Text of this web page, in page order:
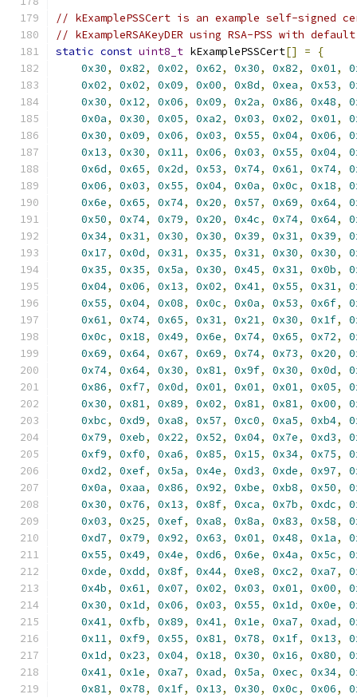
// kExamplePSSCert is an example self-
// kExampleRSAKeyDER using RSA-PSS with
static const uint8_t kExamplePSSCert[] =
{
0x30, 0x82, 0x02, 0x62, 0x30, 0x82, 0x01,
0x02, 0x02, 0x09, 0x00, 0x8d, 0xea, 0x53,
0x30, 0x12, 0x06, 0x09, 0x2a, 0x86, 0x48,
0x0a, 0x30, 0x05, 0xa2, 0x03, 0x02, 0x01,
0x30, 0x09, 0x06, 0x03, 0x55, 0x04, 0x06,
0x13, 0x30, 0x11, 0x06, 0x03, 0x55, 0x04,
0x6d, 0x65, 0x2d, 0x53, 0x74, 0x61, 0x74,
0x06, 0x03, 0x55, 0x04, 0x0a, 0x0c, 0x18,
0x6e, 0x65, 0x74, 0x20, 0x57, 0x69, 0x64,
0x50, 0x74, 0x79, 0x20, 0x4c, 0x74, 0x64,
0x34, 0x31, 0x30, 0x30, 0x39, 0x31, 0x39,
0x17, 0x0d, 0x31, 0x35, 0x31, 0x30, 0x30,
0x35, 0x35, 0x5a, 0x30, 0x45, 0x31, 0x0b,
0x04, 0x06, 0x13, 0x02, 0x41, 0x55, 0x31,
0x55, 0x04, 0x08, 0x0c, 0x0a, 0x53, 0x6f,
0x61, 0x74, 0x65, 0x31, 0x21, 0x30, 0x1f,
0x0c, 0x18, 0x49, 0x6e, 0x74, 0x65, 0x72,
0x69, 0x64, 0x67, 0x69, 0x74, 0x73, 0x20,
0x74, 0x64, 0x30, 0x81, 0x9f, 0x30, 0x0d,
0x86, 0xf7, 0x0d, 0x01, 0x01, 0x01, 0x05,
0x30, 0x81, 0x89, 0x02, 0x81, 0x81, 0x00,
0xbc, 0xd9, 0xa8, 0x57, 0xc0, 0xa5, 0xb4,
0x79, 0xeb, 0x22, 0x52, 0x04, 0x7e, 0xd3,
0xf9, 0xf0, 0xa6, 0x85, 0x15, 0x34, 0x75,
0xd2, 0xef, 0x5a, 0x4e, 0xd3, 0xde, 0x97,
0x0a, 0xaa, 0x86, 0x92, 0xbe, 0xb8, 0x50,
0x30, 0x76, 0x13, 0x8f, 0xca, 0x7b, 0xdc,
0x03, 0x25, 0xef, 0xa8, 0x8a, 0x83, 0x58,
0xd7, 0x79, 0x92, 0x63, 0x01, 0x48, 0x1a,
0x55, 0x49, 0x4e, 0xd6, 0x6e, 0x4a, 0x5c,
0xde, 0xdd, 0x8f, 0x44, 0xe8, 0xc2, 0xa7,
0x4b, 0x61, 0x07, 0x02, 0x03, 0x01, 0x00,
0x30, 0x1d, 0x06, 0x03, 0x55, 0x1d, 0x0e,
0x41, 0xfb, 0x89, 0x41, 0x1e, 0xa7, 0xad,
0x11, 0xf9, 0x55, 0x81, 0x78, 0x1f, 0x13,
0x1d, 0x23, 0x04, 0x18, 0x30, 0x16, 0x80,
0x41, 0x1e, 0xa7, 0xad, 0x5a, 0xec, 0x34,
0x81, 0x78, 0x1f, 0x13, 0x30, 0x0c, 0x06,